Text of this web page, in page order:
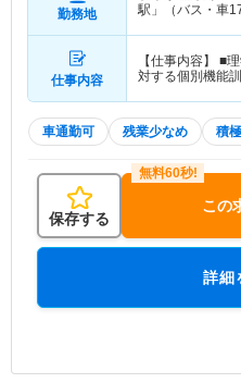
勤務地
駅」（バス・車17
仕事内容
【仕事内容】 ■
対する個別機能
車通勤可 残業少なめ 積
保存する
この
詳細